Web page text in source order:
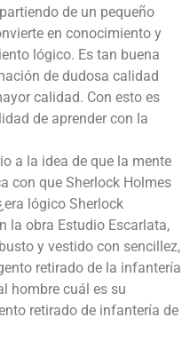
de un pequeño
en conocimiento y
lógico. Es tan buena
de dudosa calidad
calidad. Con esto es
de aprender con la
a la idea de que la mente
con que Sherlock Holmes
lógico Sherlock
la obra Estudio Escarlata,
y vestido con sencillez,
retirado de la infantería
hombre cuál es su
retirado de infantería de